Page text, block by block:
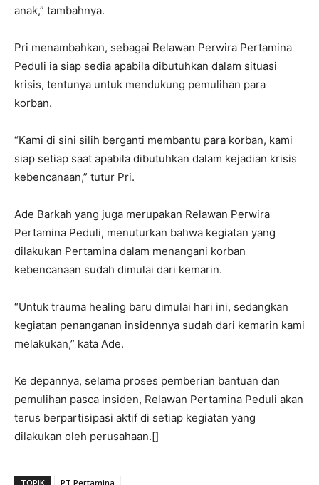
anak,” tambahnya.
Pri menambahkan, sebagai Relawan Perwira Pertamina
Peduli ia siap sedia apabila dibutuhkan dalam situasi
krisis, tentunya untuk mendukung pemulihan para
korban.
“Kami di sini silih berganti membantu para korban, kami
siap setiap saat apabila dibutuhkan dalam kejadian krisis
kebencanaan,” tutur Pri.
Ade Barkah yang juga merupakan Relawan Perwira
Pertamina Peduli, menuturkan bahwa kegiatan yang
dilakukan Pertamina dalam menangani korban
kebencanaan sudah dimulai dari kemarin.
“Untuk trauma healing baru dimulai hari ini, sedangkan
kegiatan penanganan insidennya sudah dari kemarin kami
melakukan,” kata Ade.
Ke depannya, selama proses pemberian bantuan dan
pemulihan pasca insiden, Relawan Pertamina Peduli akan
terus berpartisipasi aktif di setiap kegiatan yang
dilakukan oleh perusahaan.[]
TOPIK PT Pertamina